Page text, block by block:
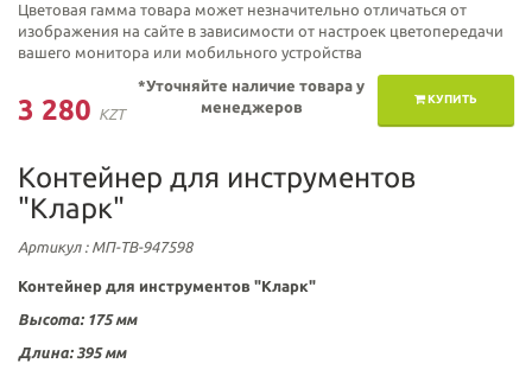
Цветовая гамма товара может незначительно отличаться от
изображения на сайте в зависимости от настроек цветопередачи
вашего монитора или мобильного устройства
3 280 KZT
КУПИТЬ
*Уточняйте наличие товара у
менеджеров
Контейнер для инструментов
"Кларк"
Артикул: МП-ТВ-947598
Контейнер для инструментов "Кларк"
Высота: 175 мм
Длина: 395 мм